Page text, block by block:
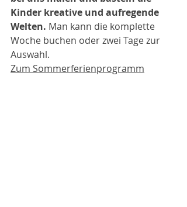
Kinder kreative und aufregende
Welten. Man kann die komplette
Woche buchen oder zwei Tage zur
Auswahl.
Zum Sommerferienprogramm